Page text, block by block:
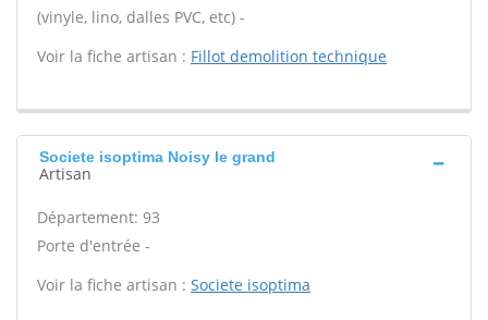
(vinyle, lino, dalles PVC, etc) -
Voir la fiche artisan : Fillot demolition technique
Societe isoptima Noisy le grand
Artisan
Département: 93
Porte d'entrée -
Voir la fiche artisan : Societe isoptima